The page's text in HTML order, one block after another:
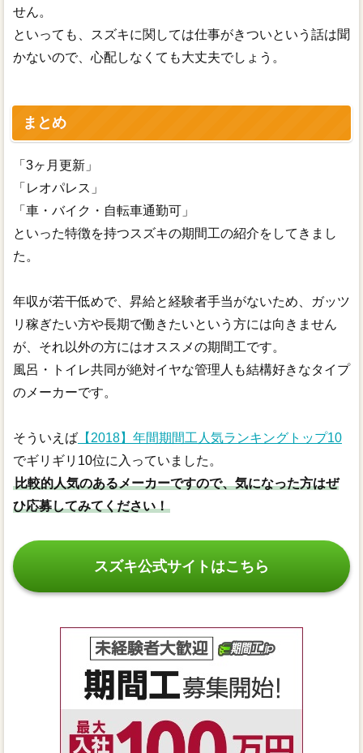
せん。
といっても、スズキに関しては仕事がきついという話は聞
かないので、心配しなくても大丈夫でしょう。
まとめ
「3ヶ月更新」
「レオパレス」
「車・バイク・自転車通勤可」
といった特徴を持つスズキの期間工の紹介をしてきまし
た。
年収が若干低めで、昇給と経験者手当がないため、ガッツ
リ稼ぎたい方や長期で働きたいという方には向きません
が、それ以外の方にはオススメの期間工です。
風呂・トイレ共同が絶対イヤな管理人も結構好きなタイプ
のメーカーです。
そういえば【2018】年間期間工人気ランキングトップ10
でギリギリ10位に入っていました。
比較的人気のあるメーカーですので、気になった方はぜ
ひ応募してみてください！
スズキ公式サイトはこちら